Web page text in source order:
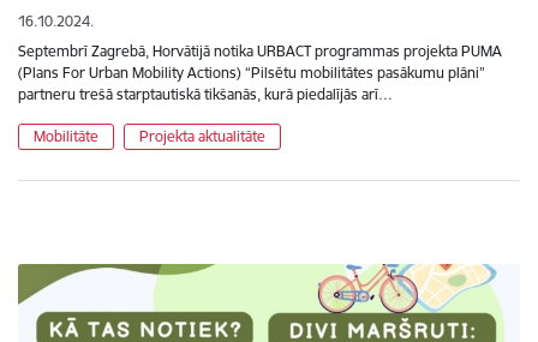
16.10.2024.
Septembrī Zagrebā, Horvātijā notika URBACT programmas projekta PUMA
(Plans For Urban Mobility Actions) “Pilsētu mobilitātes pasākumu plāni”
partneru trešā starptautiskā tikšanās, kurā piedalījās arī…
Mobilitāte Projekta aktualitāte